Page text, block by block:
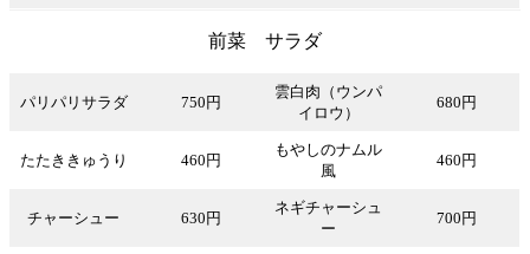
前菜 サラダ
パリパリサラダ 750円
雲白肉（ウンパ
イロウ）
680円
たたききゅうり 460円
もやしのナムル
風
460円
チャーシュー 630円
ネギチャーシュ
ー
700円